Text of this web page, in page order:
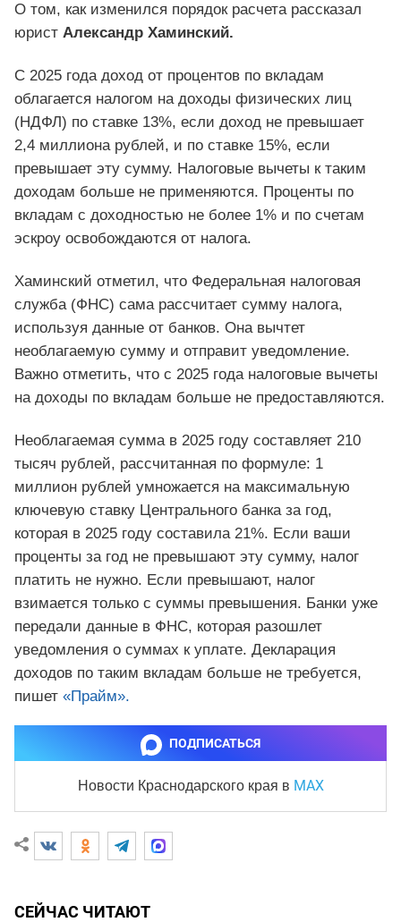
О том, как изменился порядок расчета рассказал
юрист Александр Хаминский.
С 2025 года доход от процентов по вкладам
облагается налогом на доходы физических лиц
(НДФЛ) по ставке 13%, если доход не превышает
2,4 миллиона рублей, и по ставке 15%, если
превышает эту сумму. Налоговые вычеты к таким
доходам больше не применяются. Проценты по
вкладам с доходностью не более 1% и по счетам
эскроу освобождаются от налога.
Хаминский отметил, что Федеральная налоговая
служба (ФНС) сама рассчитает сумму налога,
используя данные от банков. Она вычтет
необлагаемую сумму и отправит уведомление.
Важно отметить, что с 2025 года налоговые вычеты
на доходы по вкладам больше не предоставляются.
Необлагаемая сумма в 2025 году составляет 210
тысяч рублей, рассчитанная по формуле: 1
миллион рублей умножается на максимальную
ключевую ставку Центрального банка за год,
которая в 2025 году составила 21%. Если ваши
проценты за год не превышают эту сумму, налог
платить не нужно. Если превышают, налог
взимается только с суммы превышения. Банки уже
передали данные в ФНС, которая разошлет
уведомления о суммах к уплате. Декларация
доходов по таким вкладам больше не требуется,
пишет «Прайм».
ПОДПИСАТЬСЯ
Новости Краснодарского края в MAX
СЕЙЧАС ЧИТАЮТ